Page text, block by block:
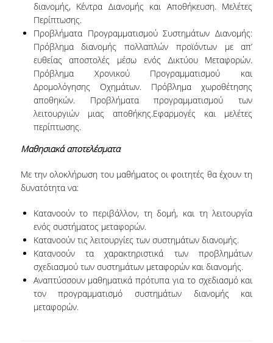
ΕΠΙΣΚΕΠΤΕΣ ΚΑΘΗΓΗΤΕΣ
ΜΕΛΗ Ε.ΔΙ.Π.
ΜΕΛΗ Ε.Τ.Ε.Π.
ΔΙΟΙΚΗΤΙΚΟ ΠΡΟΣΩΠΙΚΟ
ΜΕΤΑΔΙΔΑΚΤΟΡΙΚΟΙ ΕΡΕΥΝΗΤΕΣ
ΜΗΤΡΩΟ ΜΕΛΩΝ ΤΜΗΜΑΤΟΣ
ΠΡΟΓΡΑΜΜΑ ΣΠΟΥΔΩΝ
ΟΔΗΓΟΣ ΚΑΙ ΚΑΤΕΥΘΥΝΣΕΙΣ ΣΠΟΥΔΩΝ
ΜΑΘΗΜΑΤΑ ΠΡΟΓΡΑΜΜΑΤΟΣ ΣΠΟΥΔΩΝ
ΜΑΘΗΜΑΤΑ ΕΛΕΥΘΕΡΗΣ ΕΠΙΛΟΓΗΣ ΑΠΟ
ΑΛΛΑ ΤΜΗΜΑΤΑ
ΒΡΑΒΕΙΑ ΕΡΓΑΣΙΩΝ
διανομής, Κέντρα Διανομής και Αποθήκευση. Μελέτες
Περίπτωσης.
Προβλήματα Προγραμματισμού Συστημάτων Διανομής:
Πρόβλημα διανομής πολλαπλών προϊόντων με απ’
ευθείας αποστολές μέσω ενός Δικτύου Μεταφορών.
Πρόβλημα Χρονικού Προγραμματισμού και
Δρομολόγησης Οχημάτων. Πρόβλημα χωροθέτησης
αποθηκών. Προβλήματα προγραμματισμού των
λειτουργιών μιας αποθήκης.Εφαρμογές και μελέτες
περίπτωσης.
Μαθησιακά αποτελέσματα
Με την ολοκλήρωση του μαθήματος οι φοιτητές θα έχουν τη
δυνατότητα να:
Κατανοούν το περιβάλλον, τη δομή, και τη λειτουργία
ενός συστήματος μεταφορών.
Κατανοούν τις λειτουργίες των συστημάτων διανομής.
Κατανοούν τα χαρακτηριστικά των προβλημάτων
σχεδιασμού των συστημάτων μεταφορών και διανομής.
Αναπτύσσουν μαθηματικά πρότυπα για το σχεδιασμό και
τον προγραμματισμό συστημάτων διανομής και
μεταφορών.